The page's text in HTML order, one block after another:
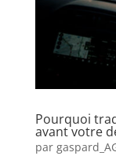
Pourquoi
avant votre
par